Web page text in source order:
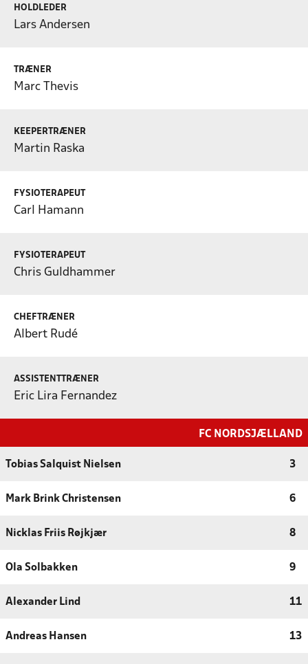
HOLDLEDER
Lars Andersen
TRÆNER
Marc Thevis
KEEPERTRÆNER
Martin Raska
FYSIOTERAPEUT
Carl Hamann
FYSIOTERAPEUT
Chris Guldhammer
CHEFTRÆNER
Albert Rudé
ASSISTENTTRÆNER
Eric Lira Fernandez
FC NORDSJÆLLAND
Tobias Salquist Nielsen 3
Mark Brink Christensen 6
Nicklas Friis Røjkjær 8
Ola Solbakken 9
Alexander Lind 11
Andreas Hansen 13